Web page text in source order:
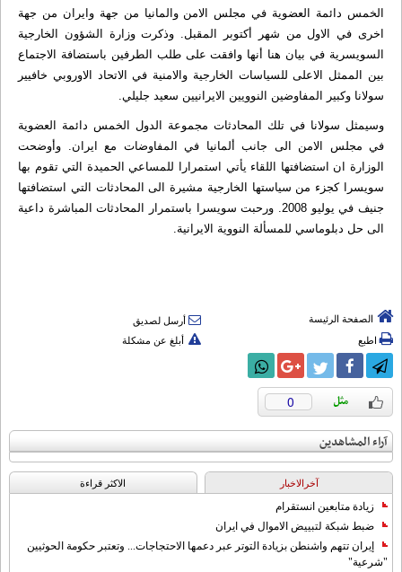
الخمس دائمة العضوية في مجلس الامن والمانيا من جهة وايران من جهة
اخرى في الاول من شهر أكتوبر المقبل. وذكرت وزارة الشؤون الخارجية
السويسرية في بيان هنا أنها وافقت على طلب الطرفين باستضافة الاجتماع
بين الممثل الاعلى للسياسات الخارجية والامنية في الاتحاد الاوروبي خافيير
سولانا وكبير المفاوضين النوويين الايرانيين سعيد جليلي.
وسيمثل سولانا في تلك المحادثات مجموعة الدول الخمس دائمة العضوية
في مجلس الامن الى جانب ألمانيا في المفاوضات مع ايران. وأوضحت
الوزارة ان استضافتها اللقاء يأتي استمرارا للمساعي الحميدة التي تقوم بها
سويسرا كجزء من سياستها الخارجية مشيرة الى المحادثات التي استضافتها
جنيف في يوليو 2008. ورحبت سويسرا باستمرار المحادثات المباشرة داعية
الى حل دبلوماسي للمسألة النووية الايرانية.
الصفحة الرئيسة
أرسل لصديق
اطبع
أبلغ عن مشكلة
0
آراء المشاهدين
آخرالاخبار الاکثر قراءة
زيادة متابعين انستقرام
ضبط شبكة لتبييض الاموال في ايران
إيران تتهم واشنطن بزيادة التوتر عبر دعمها الاحتجاجات... وتعتبر حكومة الحوثيين
"شرعية"